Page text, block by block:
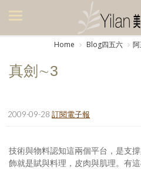
美食集
生活風
Home Blog四五六
真劍∼3
2009-09-28 訂閱電子報
技術與物料認知這兩個平台，是支
飾就是賦與料理，皮肉與肌理。有